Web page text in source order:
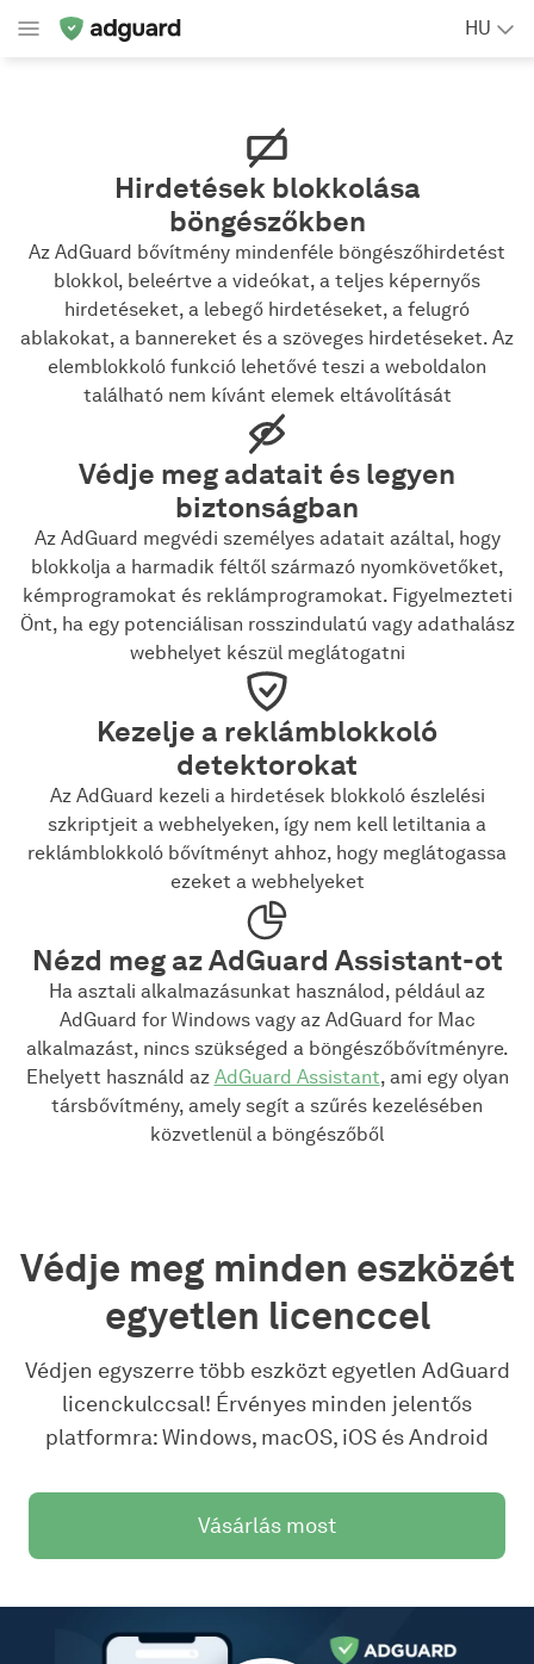
HU
Hirdetések blokkolása
böngészőkben
Az AdGuard bővítmény mindenféle böngészőhirdetést
blokkol, beleértve a videókat, a teljes képernyős
hirdetéseket, a lebegő hirdetéseket, a felugró
ablakokat, a bannereket és a szöveges hirdetéseket. Az
elemblokkoló funkció lehetővé teszi a weboldalon
található nem kívánt elemek eltávolítását
Védje meg adatait és legyen
biztonságban
Az AdGuard megvédi személyes adatait azáltal, hogy
blokkolja a harmadik féltől származó nyomkövetőket,
kémprogramokat és reklámprogramokat. Figyelmezteti
Önt, ha egy potenciálisan rosszindulatú vagy adathalász
webhelyet készül meglátogatni
Kezelje a reklámblokkoló
detektorokat
Az AdGuard kezeli a hirdetések blokkoló észlelési
szkriptjeit a webhelyeken, így nem kell letiltania a
reklámblokkoló bővítményt ahhoz, hogy meglátogassa
ezeket a webhelyeket
Nézd meg az AdGuard Assistant-ot
Ha asztali alkalmazásunkat használod, például az
AdGuard for Windows vagy az AdGuard for Mac
alkalmazást, nincs szükséged a böngészőbővítményre.
Ehelyett használd az AdGuard Assistant, ami egy olyan
társbővítmény, amely segít a szűrés kezelésében
közvetlenül a böngészőből
Védje meg minden eszközét
egyetlen licenccel
Védjen egyszerre több eszközt egyetlen AdGuard
licenckulccsal! Érvényes minden jelentős
platformra: Windows, macOS, iOS és Android
Vásárlás most